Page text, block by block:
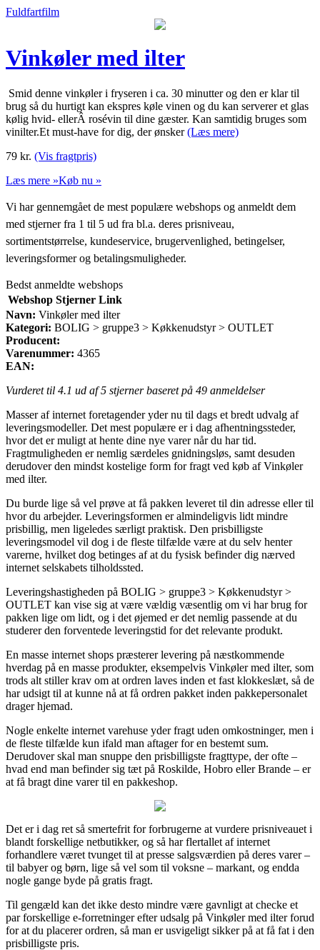
Fuldfartfilm
Vinkøler med ilter
Smid denne vinkøler i fryseren i ca. 30 minutter og den er klar til
brug så du hurtigt kan ekspres køle vinen og du kan serverer et glas
kølig hvid- ellerÂ rosévin til dine gæster. Kan samtidig bruges som
vinilter.Et must-have for dig, der ønsker(Læs mere)
79 kr. (Vis fragtpris)
Læs mere »Køb nu »
Vi har gennemgået de mest populære webshops og anmeldt dem
med stjerner fra 1 til 5 ud fra bl.a. deres prisniveau,
sortimentstørrelse, kundeservice, brugervenlighed, betingelser,
leveringsformer og betalingsmuligheder.
Bedst anmeldte webshops
Webshop Stjerner Link
Navn: Vinkøler med ilter
Kategori: BOLIG > gruppe3 > Køkkenudstyr > OUTLET
Producent:
Varenummer: 4365
EAN:
Vurderet til 4.1 ud af 5 stjerner baseret på 49 anmeldelser
Masser af internet foretagender yder nu til dags et bredt udvalg af
leveringsmodeller. Det mest populære er i dag afhentningssteder,
hvor det er muligt at hente dine nye varer når du har tid.
Fragtmuligheden er nemlig særdeles gnidningsløs, samt desuden
derudover den mindst kostelige form for fragt ved køb af Vinkøler
med ilter.
Du burde lige så vel prøve at få pakken leveret til din adresse eller til
hvor du arbejder. Leveringsformen er almindeligvis lidt mindre
prisbillig, men ligeledes særligt praktisk. Den prisbilligste
leveringsmodel vil dog i de fleste tilfælde være at du selv henter
varerne, hvilket dog betinges af at du fysisk befinder dig nærved
internet selskabets tilholdssted.
Leveringshastigheden på BOLIG > gruppe3 > Køkkenudstyr >
OUTLET kan vise sig at være vældig væsentlig om vi har brug for
pakken lige om lidt, og i det øjemed er det nemlig passende at du
studerer den forventede leveringstid for det relevante produkt.
En masse internet shops præsterer levering på næstkommende
hverdag på en masse produkter, eksempelvis Vinkøler med ilter, som
trods alt stiller krav om at ordren laves inden et fast klokkeslæt, så de
har udsigt til at kunne nå at få ordren pakket inden pakkepersonalet
drager hjemad.
Nogle enkelte internet varehuse yder fragt uden omkostninger, men i
de fleste tilfælde kun ifald man aftager for en bestemt sum.
Derudover skal man snuppe den prisbilligste fragttype, der ofte –
hvad end man befinder sig tæt på Roskilde, Hobro eller Brande – er
at få bragt dine varer til en pakkeshop.
Det er i dag ret så smertefrit for forbrugerne at vurdere prisniveauet i
blandt forskellige netbutikker, og så har flertallet af internet
forhandlere været tvunget til at presse salgsværdien på deres varer –
til babyer og børn, lige så vel som til voksne – markant, og endda
nogle gange byde på gratis fragt.
Til gengæld kan det ikke desto mindre være gavnligt at checke et
par forskellige e-forretninger efter udsalg på Vinkøler med ilter forud
for at du placerer ordren, så man er usvigeligt sikker på at få fat i den
prisbilligste pris.